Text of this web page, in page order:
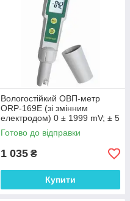
Вологостійкий ОВП-метр
ORP-169E (зі змінним
електродом) 0 ± 1999 mV; ± 5
mV
Готово до відправки
1 035 ₴
Купити